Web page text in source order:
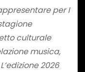
per I
culturale
musica,
2026